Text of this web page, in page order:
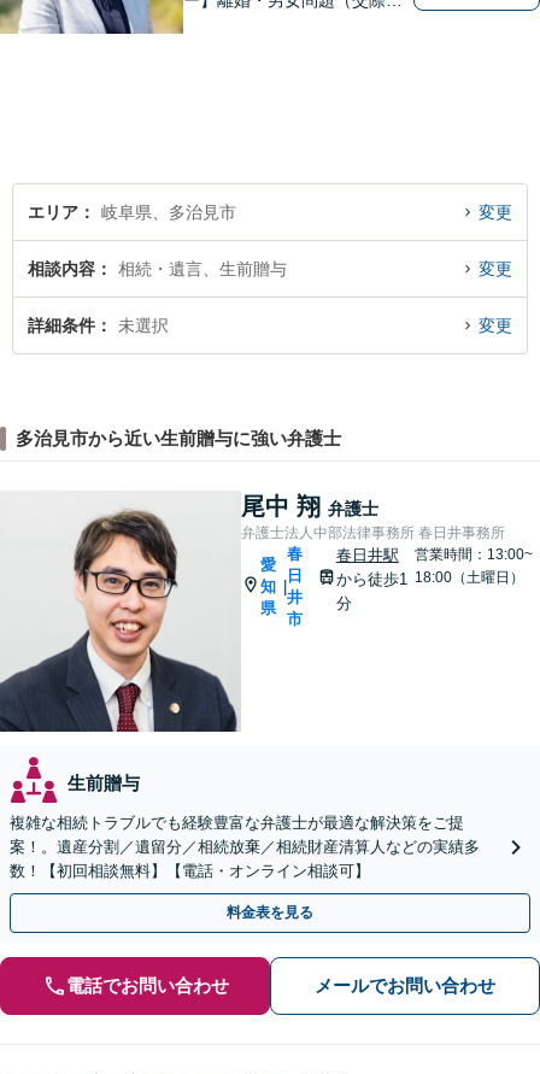
エリア 岐阜県、多治見市 変更
相談内容 相続・遺言、生前贈与 変更
詳細条件 未選択 変更
多治見市から近い生前贈与に強い弁護士
尾中 翔 弁護士
弁護士法人中部法律事務所 春日井事務所
愛
知
県
春
日
井
市
春日井駅
から徒歩1
分
営業時間：13:00~
18:00（土曜日）
生前贈与
複雑な相続トラブルでも経験豊富な弁護士が最適な解決策をご提
案！。遺産分割／遺留分／相続放棄／相続財産清算人などの実績多
数！【初回相談無料】【電話・オンライン相談可】
料金表を見る
電話でお問い合わせ メールでお問い合わせ